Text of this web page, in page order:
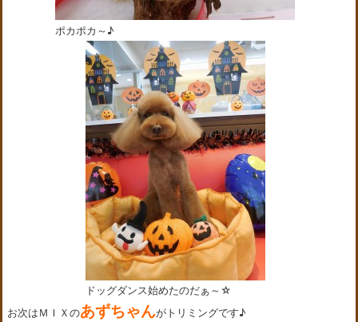
ポカポカ～♪
ドッグダンス始めたのだぁ～☆
お次はＭＩＸのあずちゃんがトリミングです♪